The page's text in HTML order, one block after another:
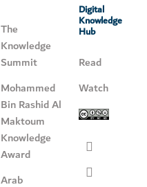
The
Knowledge
Summit
Mohammed
Bin Rashid Al
Maktoum
Knowledge
Award
Arab
Digital
Knowledge
Hub
Read
Watch